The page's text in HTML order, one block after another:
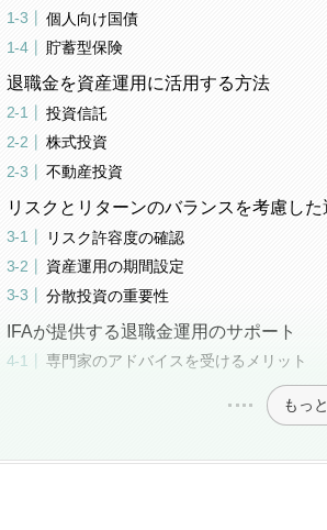
個人向け国債
貯蓄型保険
退職金を資産運用に活用する方法
投資信託
株式投資
不動産投資
リスクとリターンのバランスを考慮した
リスク許容度の確認
資産運用の期間設定
分散投資の重要性
IFAが提供する退職金運用のサポート
専門家のアドバイスを受けるメリット
もっ